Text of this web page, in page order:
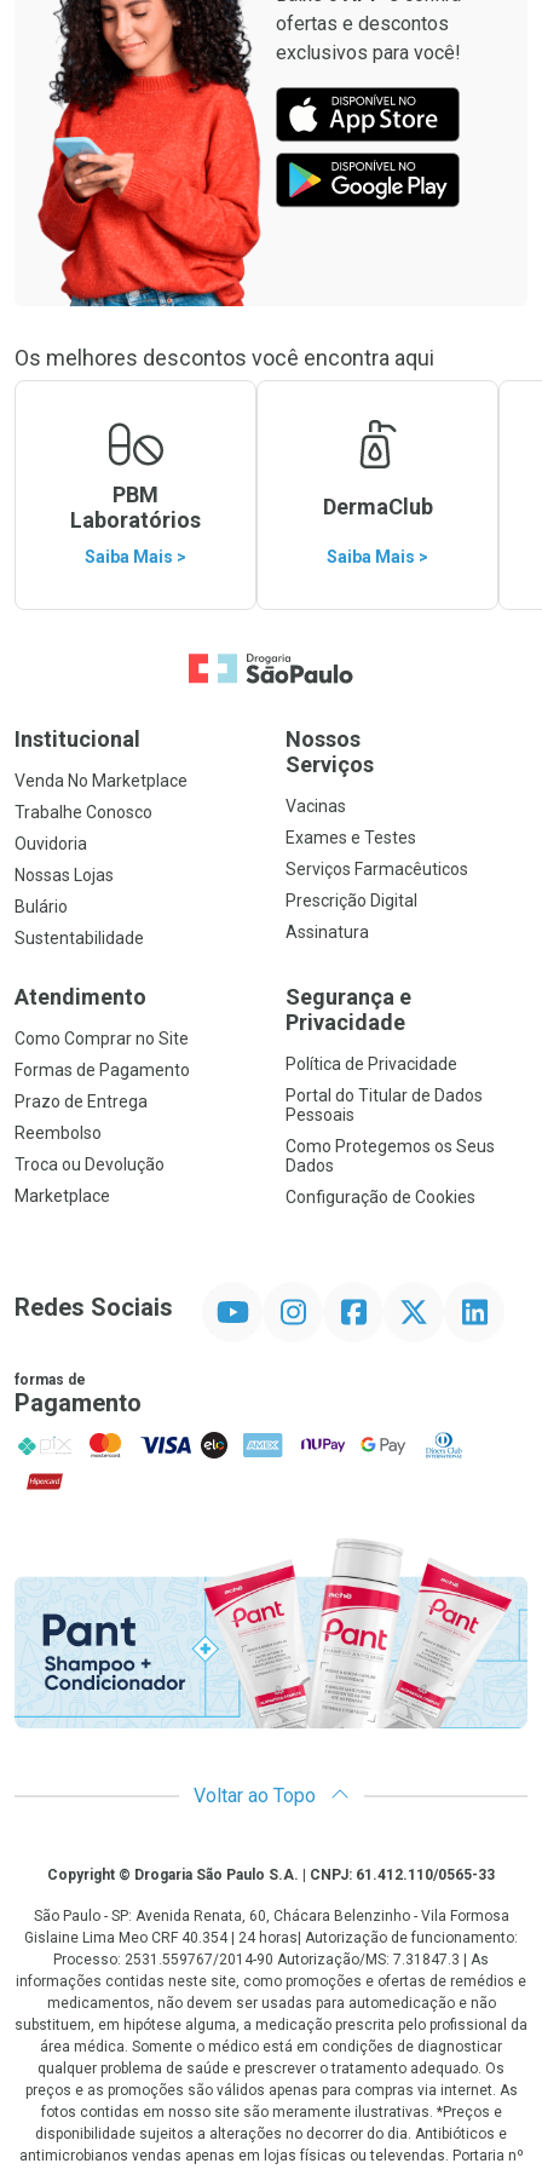
ofertas e descontos
exclusivos para você!
Os melhores descontos você encontra aqui
PBM
Laboratórios
Saiba Mais >
DermaClub
Saiba Mais >
Ir para a Home
Institucional
Venda No Marketplace
Trabalhe Conosco
Ouvidoria
Nossas Lojas
Bulário
Sustentabilidade
Nossos
Serviços
Vacinas
Exames e Testes
Serviços Farmacêuticos
Prescrição Digital
Assinatura
Atendimento
Como Comprar no Site
Formas de Pagamento
Prazo de Entrega
Reembolso
Troca ou Devolução
Marketplace
Segurança e
Privacidade
Política de Privacidade
Portal do Titular de Dados
Pessoais
Como Protegemos os Seus
Dados
Configuração de Cookies
Redes Sociais InstagramFacebookTwitter Linkedin
formas de
Pagamento
PIX MasterCard
VISA ELO AMEX NuPay Google PayDiners Club
Hipercard
Voltar ao Topo
CopyrightCopyright © Drogaria São Paulo S.A. | CNPJ: 61.412.110/0565-33
São Paulo - SP: Avenida Renata, 60, Chácara Belenzinho - Vila Formosa
Gislaine Lima Meo CRF 40.354 | 24 horas| Autorização de funcionamento:
Processo: 2531.559767/2014-90 Autorização/MS: 7.31847.3 | As
informações contidas neste site, como promoções e ofertas de remédios e
medicamentos, não devem ser usadas para automedicação e não
substituem, em hipótese alguma, a medicação prescrita pelo profissional da
área médica. Somente o médico está em condições de diagnosticar
qualquer problema de saúde e prescrever o tratamento adequado. Os
preços e as promoções são válidos apenas para compras via internet. As
fotos contidas em nosso site são meramente ilustrativas. *Preços e
disponibilidade sujeitos a alterações no decorrer do dia. Antibióticos e
antimicrobianos vendas apenas em lojas físicas ou televendas. Portaria nº